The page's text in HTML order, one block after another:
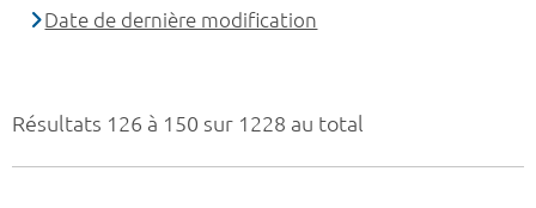
Résultats 126 à 150 sur 1228 au total
Date de dernière modification